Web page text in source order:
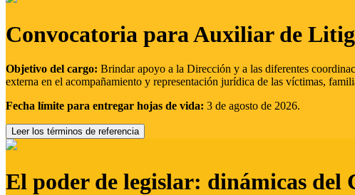
Convocatoria para Auxiliar de
Objetivo del cargo: Brindar apoyo a la Dirección y a las diferentes
externa en el acompañamiento y representación jurídica de las víctimas,
Fecha límite para entregar hojas de vida: 3 de agosto de 2026.
Leer los términos de referencia
El poder de legislar: dinámicas del